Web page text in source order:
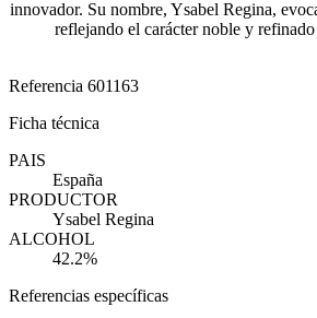
innovador. Su nombre, Ysabel Regina,
reflejando el carácter noble y refinado
Referencia 601163
Ficha técnica
PAIS
España
PRODUCTOR
Ysabel Regina
ALCOHOL
42.2%
Referencias específicas